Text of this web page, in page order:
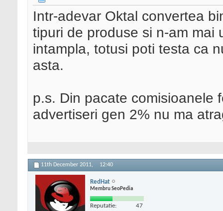
Intr-adevar Oktal convertea
tipuri de produse si n-am mai
intampla, totusi poti testa ca
asta.
p.s. Din pacate comisioanele
advertiseri gen 2% nu ma
11th December 2011, 12:40
RedHat
Membru SeoPedia
Reputatie: 47